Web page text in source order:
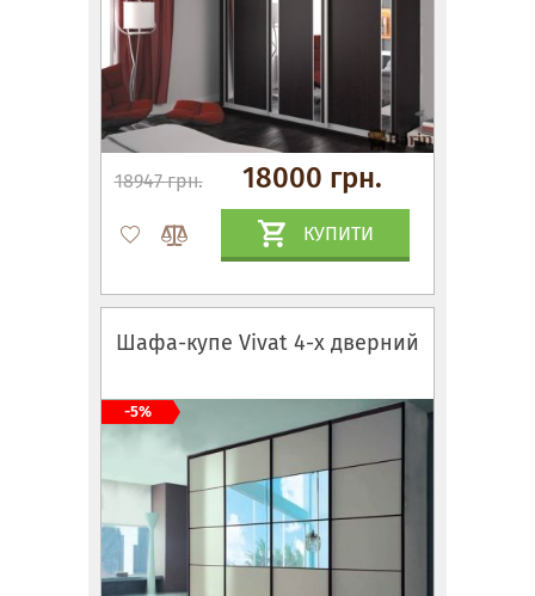
18947 грн. 18000 грн.
КУПИТИ
Шафа-купе Vivat 4-х дверний
-5%